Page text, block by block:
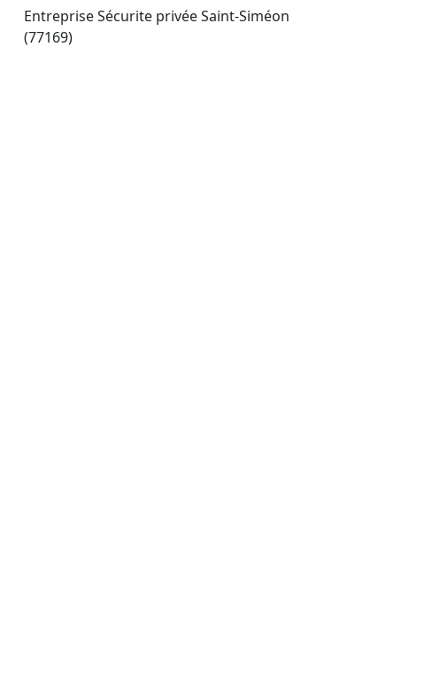
Entreprise Sécurite privée Saint-Siméon
(77169)